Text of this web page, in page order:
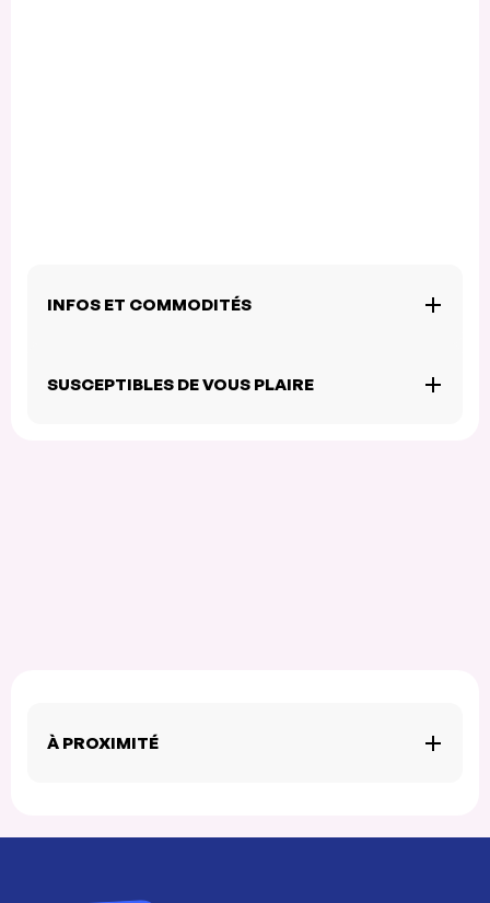
INFOS ET COMMODITÉS
SUSCEPTIBLES DE VOUS PLAIRE
À PROXIMITÉ